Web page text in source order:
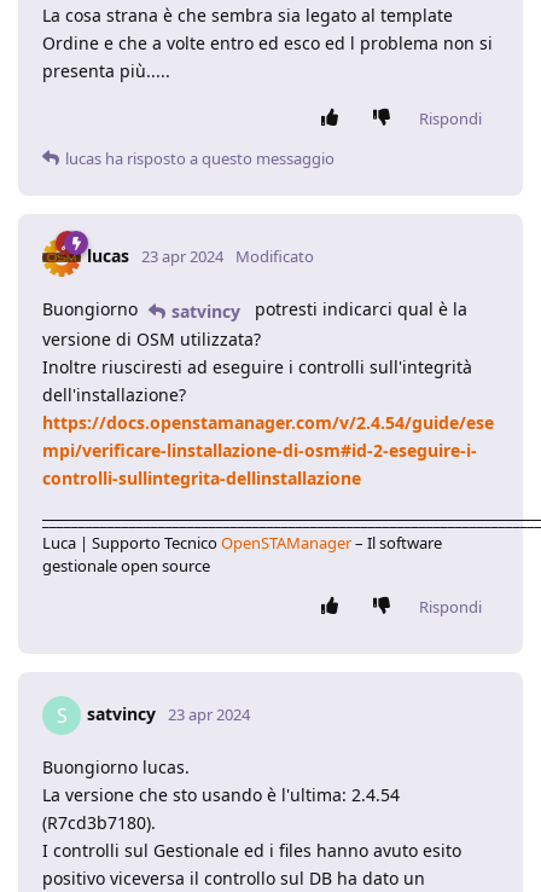
La cosa strana è che sembra sia legato al template
Ordine e che a volte entro ed esco ed l problema non si
presenta più.....
Rispondi
lucas ha risposto a questo messaggio
lucas 23 apr 2024 Modificato
Buongiorno satvincy
potresti indicarci qual è la
versione di OSM utilizzata?
Inoltre riusciresti ad eseguire i controlli sull'integrità
dell'installazione?
https://docs.openstamanager.com/v/2.4.54/guide/ese
mpi/verificare-linstallazione-di-osm#id-2-eseguire-i-
controlli-sullintegrita-dellinstallazione
Luca | Supporto TecnicoOpenSTAManager– Il software
gestionale open source
Rispondi
S satvincy 23 apr 2024
Buongiorno lucas.
La versione che sto usando è l'ultima: 2.4.54
(R7cd3b7180).
I controlli sul Gestionale ed i files hanno avuto esito
positivo viceversa il controllo sul DB ha dato un